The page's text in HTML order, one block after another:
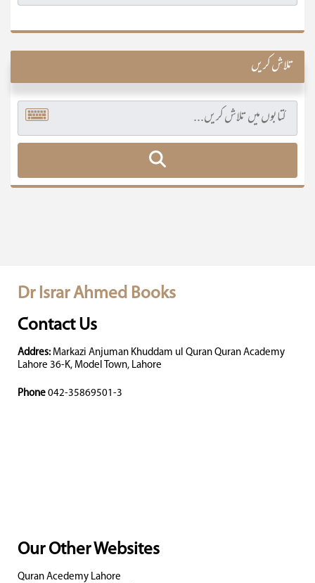
تلاش کریں
Dr Israr Ahmed Books
Contact Us
Addres: Markazi Anjuman Khuddam ul Quran Quran Academy
Lahore 36-K, Model Town, Lahore
Phone 042-35869501-3
Our Other Websites
Quran Acedemy Lahore